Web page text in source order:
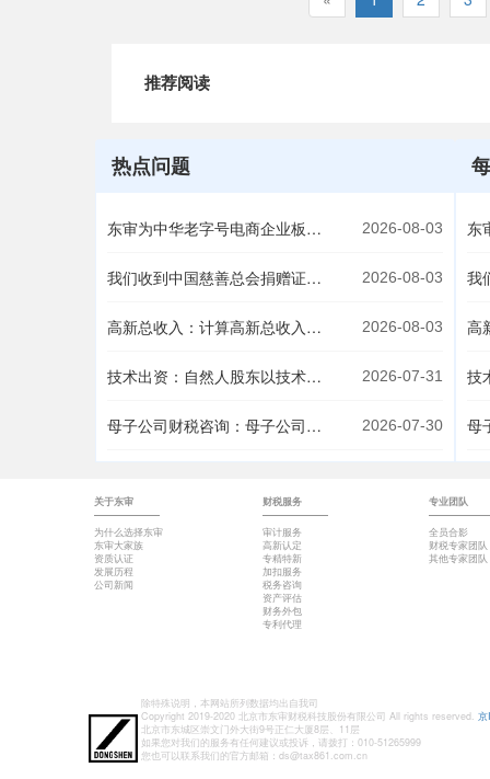
推荐阅读
热点问题
东审为中华老字号电商企业板块搭建财税合规体系 2026-08-03
我们收到中国慈善总会捐赠证书，想对每一位献爱心的你说声：谢谢！ 2026-08-03
高新总收入：计算高新总收入时，股票收入应按收回本金还是卖出总额确认？ 2026-08-03
技术出资：自然人股东以技术作价出资3000万元，涉及哪些税费？ 2026-07-31
母子公司财税咨询：母子公司间无偿划转股权（一般性重组），划入方账载金额与税收金额如何确认？ 2026-07-30
关于东审
为什么选择东审
东审大家族
资质认证
发展历程
公司新闻
财税服务
审计服务
高新认定
专精特新
加扣服务
税务咨询
资产评估
财务外包
专利代理
专业团队
全员合影
财税专家团队
其他专家团队
除特殊说明，本网站所列数据均出自我司
Copyright 2019-2020 北京市东审财税科技股份有限公司 All rights reserved.
北京市东城区崇文门外大街9号正仁大厦8层、11层
如果您对我们的服务有任何建议或投诉，请拨打：010-51265999
您也可以联系我们的官方邮箱：ds@tax861.com.cn